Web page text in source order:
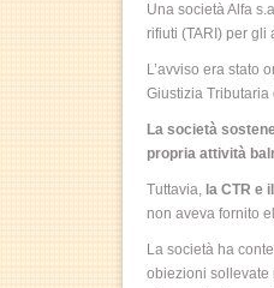
Una società Alfa
rifiuti (TARI) per
L’avviso era stato
Giustizia
La società
propria attività
Tuttavia, la CTR e
non aveva fornito
La società ha
obiezioni sollevate